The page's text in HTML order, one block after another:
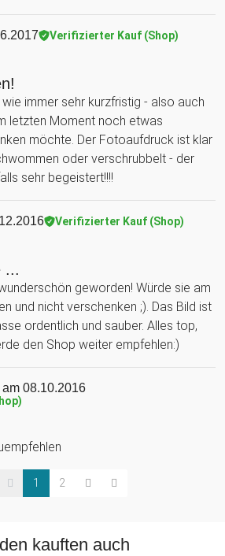
Verifizierter Kauf (Shop)
immer sehr kurzfristig - also auch
letzten Moment noch etwas
möchte. Der Fotoaufdruck ist klar
oder verschrubbelt - der
sehr begeistert!!!!
Verifizierter Kauf (Shop)
...
geworden! Würde sie am
und nicht verschenken ;). Das Bild ist
ordentlich und sauber. Alles top,
den Shop weiter empfehlen:)
08.10.2016
1 2
kauften auch